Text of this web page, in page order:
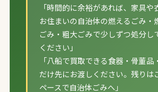
「時間的に余裕があれば、家具や
お住まいの自治体の燃えるごみ・
ごみ・粗大ごみで少しずつ処分し
ください」
「八船で買取できる食器・骨董品
だけ先にお渡しください。残りは
ペースで自治体ごみへ」